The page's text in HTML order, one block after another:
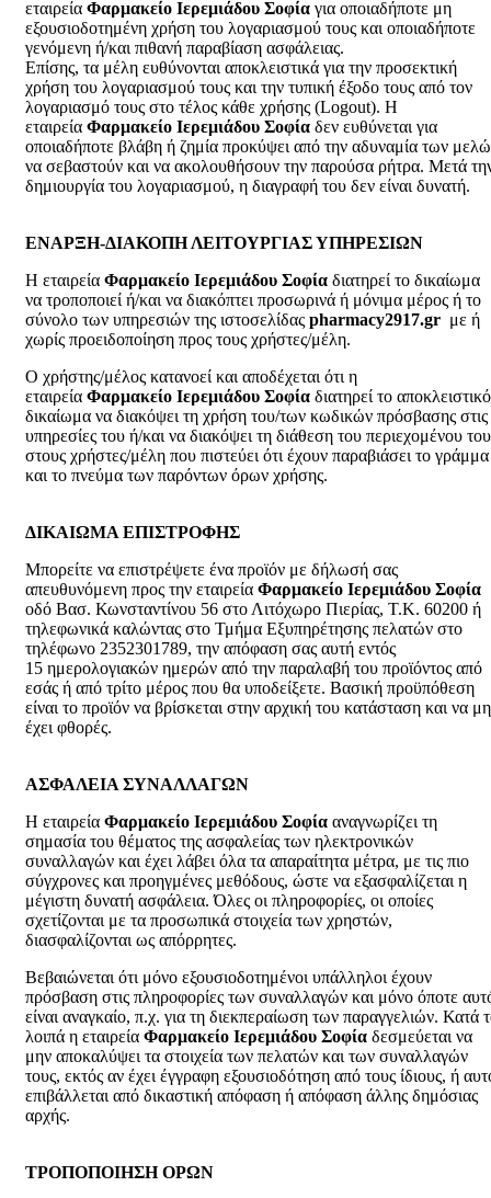
εταιρεία Φαρμακείο Ιερεμιάδου Σοφία για οποιαδήποτε μη
εξουσιοδοτημένη χρήση του λογαριασμού τους και οποιαδήποτε
γενόμενη ή/και πιθανή παραβίαση ασφάλειας.
Επίσης, τα μέλη ευθύνονται αποκλειστικά για την προσεκτική
χρήση του λογαριασμού τους και την τυπική έξοδο τους από τον
λογαριασμό τους στο τέλος κάθε χρήσης (Logout). Η
εταιρεία Φαρμακείο Ιερεμιάδου Σοφία δεν ευθύνεται για
οποιαδήποτε βλάβη ή ζημία προκύψει από την αδυναμία των
να σεβαστούν και να ακολουθήσουν την παρούσα ρήτρα. Μετά
δημιουργία του λογαριασμού, η διαγραφή του δεν είναι δυνατή.
ΕΝΑΡΞΗ-ΔΙΑΚΟΠΗ ΛΕΙTΟΥΡΓΙΑΣ ΥΠΗΡΕΣΙΩΝ
Η εταιρεία Φαρμακείο Ιερεμιάδου Σοφία διατηρεί το δικαίωμα
να τροποποιεί ή/και να διακόπτει προσωρινά ή μόνιμα μέρος ή το
σύνολο των υπηρεσιών της ιστοσελίδας pharmacy2917.gr με ή
χωρίς προειδοποίηση προς τους χρήστες/μέλη.
Ο χρήστης/μέλος κατανοεί και αποδέχεται ότι η
εταιρεία Φαρμακείο Ιερεμιάδου Σοφία διατηρεί το αποκλειστικό
δικαίωμα να διακόψει τη χρήση του/των κωδικών πρόσβασης στις
υπηρεσίες του ή/και να διακόψει τη διάθεση του περιεχομένου του
στους χρήστες/μέλη που πιστεύει ότι έχουν παραβιάσει το γράμμα
και το πνεύμα των παρόντων όρων χρήσης.
ΔΙΚΑΙΩΜΑ ΕΠΙΣΤΡΟΦΗΣ
Μπορείτε να επιστρέψετε ένα προϊόν με δήλωσή σας
απευθυνόμενη προς την εταιρεία Φαρμακείο Ιερεμιάδου Σοφία
οδό Βασ. Κωνσταντίνου 56 στο Λιτόχωρο Πιερίας, Τ.Κ. 60200 ή
τηλεφωνικά καλώντας στο Τμήμα Εξυπηρέτησης πελατών στο
τηλέφωνο 2352301789, την απόφαση σας αυτή εντός
15 ημερολογιακών ημερών από την παραλαβή του προϊόντος από
εσάς ή από τρίτο μέρος που θα υποδείξετε. Βασική προϋπόθεση
είναι το προϊόν να βρίσκεται στην αρχική του κατάσταση και να
έχει φθορές.
ΑΣΦΑΛΕΙΑ ΣΥΝΑΛΛΑΓΩΝ
Η εταιρεία Φαρμακείο Ιερεμιάδου Σοφία αναγνωρίζει τη
σημασία του θέματος της ασφαλείας των ηλεκτρονικών
συναλλαγών και έχει λάβει όλα τα απαραίτητα μέτρα, με τις πιο
σύγχρονες και προηγμένες μεθόδους, ώστε να εξασφαλίζεται η
μέγιστη δυνατή ασφάλεια. Όλες οι πληροφορίες, οι οποίες
σχετίζονται με τα προσωπικά στοιχεία των χρηστών,
διασφαλίζονται ως απόρρητες.
Βεβαιώνεται ότι μόνο εξουσιοδοτημένοι υπάλληλοι έχουν
πρόσβαση στις πληροφορίες των συναλλαγών και μόνο όποτε
είναι αναγκαίο, π.χ. για τη διεκπεραίωση των παραγγελιών. Κατά
λοιπά η εταιρεία Φαρμακείο Ιερεμιάδου Σοφία δεσμεύεται να
μην αποκαλύψει τα στοιχεία των πελατών και των συναλλαγών
τους, εκτός αν έχει έγγραφη εξουσιοδότηση από τους ίδιους, ή
επιβάλλεται από δικαστική απόφαση ή απόφαση άλλης δημόσιας
αρχής.
ΤΡΟΠΟΠΟΙΗΣΗ ΟΡΩΝ